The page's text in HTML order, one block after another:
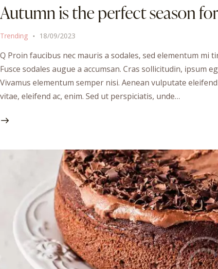
Autumn is the perfect season
Trending 18/09/2023
Q Proin faucibus nec mauris a sodales, sed elementum mi
Fusce sodales augue a accumsan. Cras sollicitudin, ipsum
Vivamus elementum semper nisi. Aenean vulputate
vitae, eleifend ac, enim. Sed ut perspiciatis, unde…